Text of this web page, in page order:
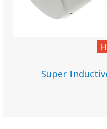
Super